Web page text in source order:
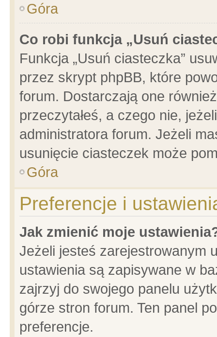
Góra
Co robi funkcja „Usuń
Funkcja „Usuń ciasteczka”
przez skrypt phpBB, które
forum. Dostarczają one
przeczytałeś, a czego nie,
administratora forum. Jeżeli
usunięcie ciasteczek może
Góra
Preferencje i
Jak zmienić moje
Jeżeli jesteś zarejestrowanym
ustawienia są zapisywane w
zajrzyj do swojego panelu
górze stron forum. Ten panel
preferencje.